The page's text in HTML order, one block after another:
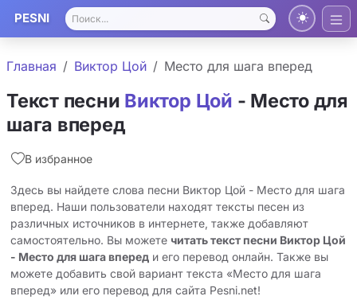
PESNI
Главная Виктор Цой Место для шага вперед
Текст песни Виктор Цой - Место для
шага вперед
В избранное
Здесь вы найдете слова песни Виктор Цой - Место для шага
вперед. Наши пользователи находят тексты песен из
различных источников в интернете, также добавляют
самостоятельно. Вы можете читать текст песни Виктор Цой
- Место для шага вперед и его перевод онлайн. Также вы
можете добавить свой вариант текста «Место для шага
вперед» или его перевод для сайта Pesni.net!